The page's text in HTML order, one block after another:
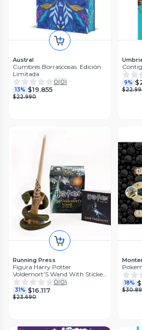
Austral
Cumbres Borrascosas. Edición
Limitada
0(0)
13% $19.855
$22.990
9%
Running Press
Figura Harry Potter
Voldemort'S Wand With Sticker
Kit
0(0)
31% $16.117
$23.690
18%